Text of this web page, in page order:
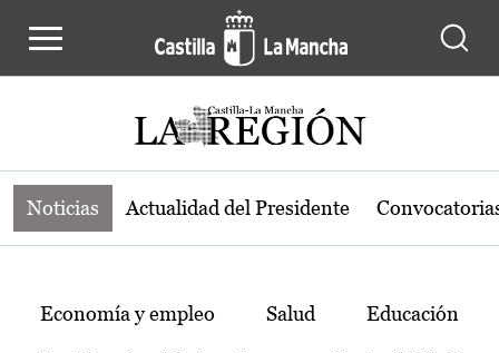
Noticias de la región de Castilla-La
Noticias Actualidad del Presidente
Temas
Economía y empleo Salud Educación